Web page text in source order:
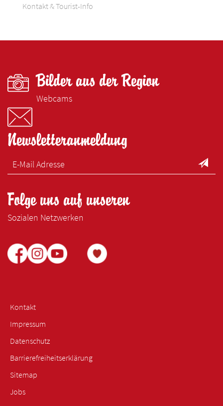
Kontakt & Tourist-Info
Bilder aus der Region
Webcams
Newsletteranmeldung
Folge uns auf unseren
Sozialen Netzwerken
Kontakt
Impressum
Datenschutz
Barrierefreiheitserklärung
Sitemap
Jobs